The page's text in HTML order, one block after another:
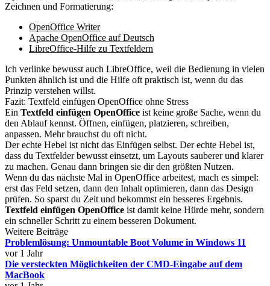
Zeichnen und Formatierung:
OpenOffice Writer
Apache OpenOffice auf Deutsch
LibreOffice-Hilfe zu Textfeldern
Ich verlinke bewusst auch LibreOffice, weil die Bedienung in vielen
Punkten ähnlich ist und die Hilfe oft praktisch ist, wenn du das
Prinzip verstehen willst.
Fazit: Textfeld einfügen OpenOffice ohne Stress
Ein Textfeld einfügen OpenOffice ist keine große Sache, wenn du
den Ablauf kennst. Öffnen, einfügen, platzieren, schreiben,
anpassen. Mehr brauchst du oft nicht.
Der echte Hebel ist nicht das Einfügen selbst. Der echte Hebel ist,
dass du Textfelder bewusst einsetzt, um Layouts sauberer und klarer
zu machen. Genau dann bringen sie dir den größten Nutzen.
Wenn du das nächste Mal in OpenOffice arbeitest, mach es simpel:
erst das Feld setzen, dann den Inhalt optimieren, dann das Design
prüfen. So sparst du Zeit und bekommst ein besseres Ergebnis.
Textfeld einfügen OpenOffice ist damit keine Hürde mehr, sondern
ein schneller Schritt zu einem besseren Dokument.
Weitere Beiträge
Problemlösung: Unmountable Boot Volume in Windows 11
vor 1 Jahr
Die versteckten Möglichkeiten der CMD-Eingabe auf dem
MacBook